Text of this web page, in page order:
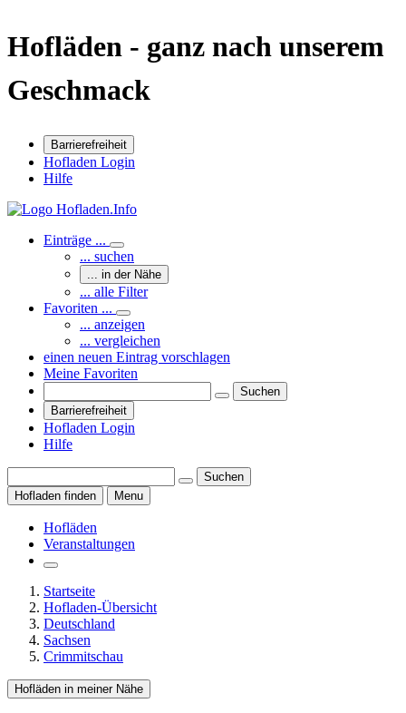
Hofläden - ganz nach unserem
Geschmack
Barrierefreiheit
Hofladen Login
Hilfe
Einträge ...
... suchen
... in der Nähe
... alle Filter
Favoriten ...
... anzeigen
... vergleichen
einen neuen Eintrag vorschlagen
Meine Favoriten
Suchen
Barrierefreiheit
Hofladen Login
Hilfe
Suchen
Hofladen finden
Menu
Hofläden
Veranstaltungen
Startseite
Hofladen-Übersicht
Deutschland
Sachsen
Crimmitschau
Hofläden in meiner Nähe